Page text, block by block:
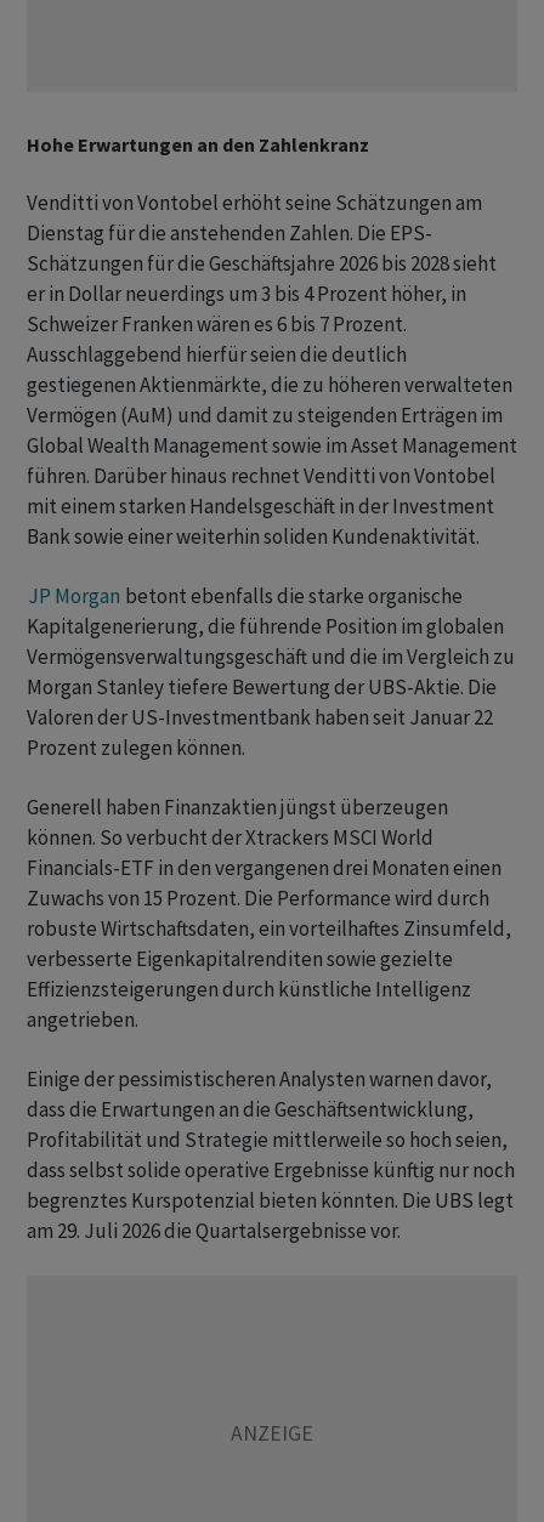
Hohe Erwartungen an den Zahlenkranz
Venditti von Vontobel erhöht seine Schätzungen am
Dienstag für die anstehenden Zahlen. Die EPS-
Schätzungen für die Geschäftsjahre 2026 bis 2028 sieht
er in Dollar neuerdings um 3 bis 4 Prozent höher, in
Schweizer Franken wären es 6 bis 7 Prozent.
Ausschlaggebend hierfür seien die deutlich
gestiegenen Aktienmärkte, die zu höheren verwalteten
Vermögen (AuM) und damit zu steigenden Erträgen im
Global Wealth Management sowie im Asset Management
führen. Darüber hinaus rechnet Venditti von Vontobel
mit einem starken Handelsgeschäft in der Investment
Bank sowie einer weiterhin soliden Kundenaktivität.
JP Morgan betont ebenfalls die starke organische
Kapitalgenerierung, die führende Position im globalen
Vermögensverwaltungsgeschäft und die im Vergleich zu
Morgan Stanley tiefere Bewertung der UBS-Aktie. Die
Valoren der US-Investmentbank haben seit Januar 22
Prozent zulegen können.
Generell haben Finanzaktien jüngst überzeugen
können. So verbucht der Xtrackers MSCI World
Financials-ETF in den vergangenen drei Monaten einen
Zuwachs von 15 Prozent. Die Performance wird durch
robuste Wirtschaftsdaten, ein vorteilhaftes Zinsumfeld,
verbesserte Eigenkapitalrenditen sowie gezielte
Effizienzsteigerungen durch künstliche Intelligenz
angetrieben.
Einige der pessimistischeren Analysten warnen davor,
dass die Erwartungen an die Geschäftsentwicklung,
Profitabilität und Strategie mittlerweile so hoch seien,
dass selbst solide operative Ergebnisse künftig nur noch
begrenztes Kurspotenzial bieten könnten. Die UBS legt
am 29. Juli 2026 die Quartalsergebnisse vor.